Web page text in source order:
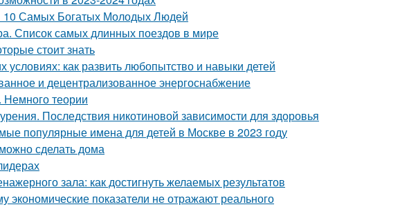
Самых Богатых Молодых Людей
Список самых длинных поездов в мире
стоит знать
как развить любопытство и навыки детей
и децентрализованное энергоснабжение
Немного теории
Последствия никотиновой зависимости для здоровья
популярные имена для детей в Москве в 2023 году
сделать дома
зала: как достигнуть желаемых результатов
показатели не отражают реального